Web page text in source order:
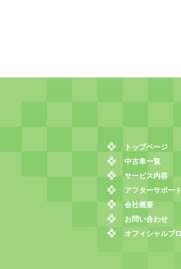
トップページ
中古車一覧
サービス内容
アフターサポー
会社概要
お問い合わせ
オフィシャルブ